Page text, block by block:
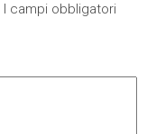
I campi obbligatori